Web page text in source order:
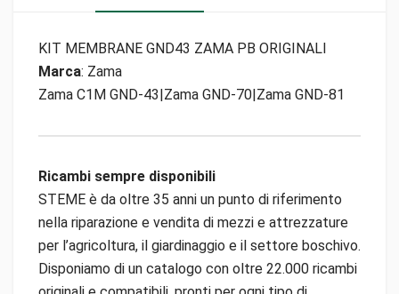
KIT MEMBRANE GND43 ZAMA PB ORIGINALI
Marca: Zama
Zama C1M GND-43|Zama GND-70|Zama GND-81
Ricambi sempre disponibili
STEME è da oltre 35 anni un punto di riferimento
nella riparazione e vendita di mezzi e attrezzature
per l’agricoltura, il giardinaggio e il settore boschivo.
Disponiamo di un catalogo con oltre 22.000 ricambi